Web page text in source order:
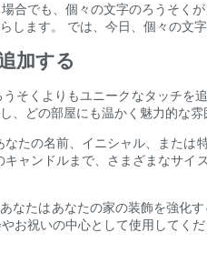
でも、個々の文字のろうそく
ます。 では、今日、個々の文
加する
そくよりもユニークなタッチ
どの部屋にも温かく魅力的な雰
たの名前、イニシャル、また
ャンドルまで、さまざまなサ
たはあなたの家の装飾を強化
祝いの中心として使用してく